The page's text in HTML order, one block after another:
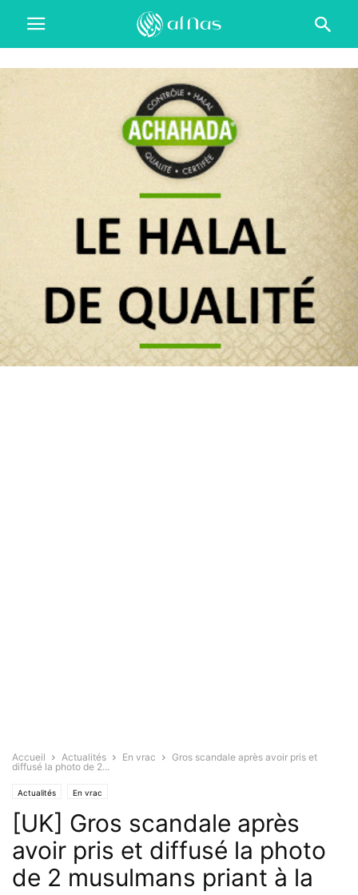
Accueil Actualités En vrac
Gros scandale après avoir pris et
diffusé la photo de 2...
Actualités En vrac
[UK] Gros scandale après
avoir pris et diffusé la photo
de 2 musulmans priant à la